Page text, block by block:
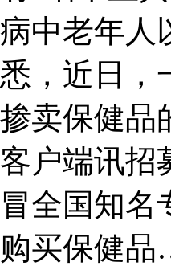
病中老年
悉，近日，
掺卖保健品
客户端讯招
冒全国知名
购买保健